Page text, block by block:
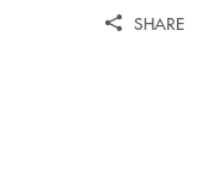
SHARE